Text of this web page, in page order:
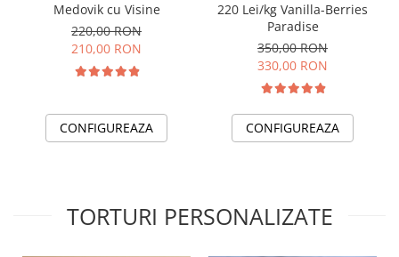
Medovik cu Visine
220,00 RON
210,00 RON
CONFIGUREAZA
220 Lei/kg Vanilla-Berries
Paradise
350,00 RON
330,00 RON
CONFIGUREAZA
TORTURI PERSONALIZATE